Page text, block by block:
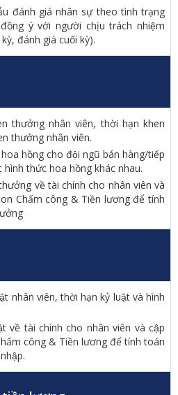
đánh giá nhân sự theo tình trạng
ý với người chịu trách nhiệm
đánh giá cuối kỳ).
thưởng nhân viên, thời hạn khen
thưởng nhân viên.
hồng cho đội ngũ bán hàng/tiếp
thức hoa hồng khác nhau.
về tài chính cho nhân viên và
Chấm công & Tiền lương để tính
nhân viên, thời hạn kỷ luật và hình
về tài chính cho nhân viên và cập
công & Tiền lương để tính toán